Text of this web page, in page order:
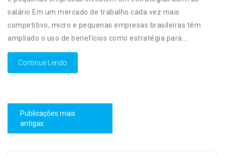
salário Em um mercado de trabalho cada vez mais
competitivo, micro e pequenas empresas brasileiras têm
ampliado o uso de benefícios como estratégia para…
Continue Lendo
Navegação
por
Publicações mais
antigas